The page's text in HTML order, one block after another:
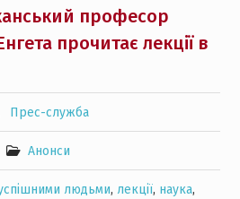
професор
прочитає лекції в
Прес-служба
Анонси
успішними людьми, лекції, наука,